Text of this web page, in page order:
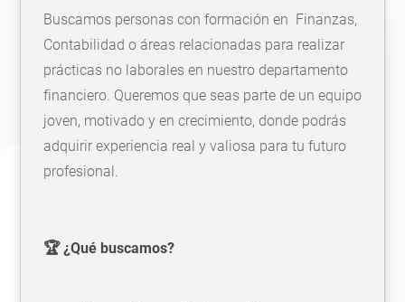
Buscamos personas con formación en Finanzas,
Contabilidad o áreas relacionadas para realizar
prácticas no laborales en nuestro departamento
financiero. Queremos que seas parte de un equipo
joven, motivado y en crecimiento, donde podrás
adquirir experiencia real y valiosa para tu futuro
profesional.
🏆 ¿Qué buscamos?